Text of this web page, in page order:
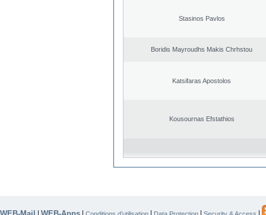
Stasinos Pavlos
Boridis Mayroudhs Makis Chrhstou
Katsifaras Apostolos
Kousournas Efstathios